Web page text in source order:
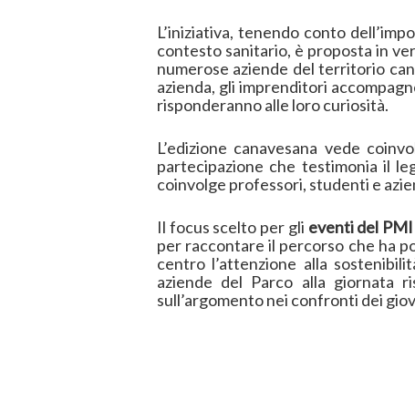
L’iniziativa, tenendo conto
contesto sanitario, è proposta in
numerose aziende del territorio
azienda, gli imprenditori
risponderanno alle loro curiosità.
L’edizione canavesana vede
partecipazione che testimonia il
coinvolge professori, studenti e
Il focus scelto per gli eventi del
per raccontare il percorso che ha
centro l’attenzione alla
aziende del Parco alla giornata
sull’argomento nei confronti dei